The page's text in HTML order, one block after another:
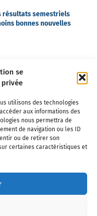
se
utilisons des technologies
aux informations des
nous permettra de
de navigation ou les ID
ou de retirer son
certaines caractéristiques et
résultats semestriels
bonnes nouvelles
Partenaires
confidentialité Cookies
l'aviation d'affaires, les
spatiale. Toute reproduction,